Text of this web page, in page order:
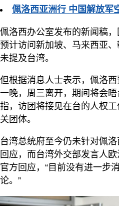
佩洛西亚洲行 中国解放军
佩洛西办公室发布的新闻稿
预计访问新加坡、马来西亚
未提及台湾。
但根据消息人士表示，佩洛
一晚，周三离开，期间将会
指，访团将接见在台的人权
关团体。
台湾总统府至今仍未针对佩
回应，而台湾外交部发言人
官方回应，“目前没有进一步
论。”